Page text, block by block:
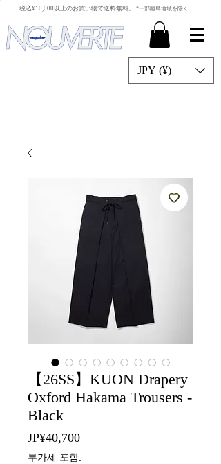
​税込¥10,000以上のお買い物で送料無料。 *一部離島地域を除く
JPY (¥)
【26SS】KUON Drapery
Oxford Hakama Trousers -
Black
JP¥40,700가
격
부가세 포함: